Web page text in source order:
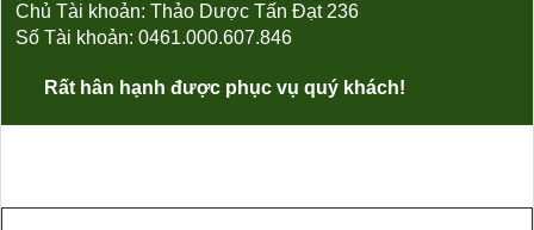
Chủ Tài khoản: Thảo Dược Tấn Đạt 236
Số Tài khoản: 0461.000.607.846
Rất hân hạnh được phục vụ quý khách!